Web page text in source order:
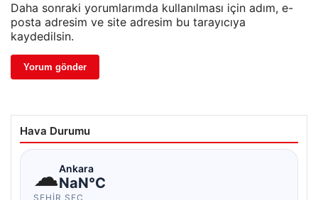
Daha sonraki yorumlarımda kullanılması için adım, e-
posta adresim ve site adresim bu tarayıcıya
kaydedilsin.
Hava Durumu
☁Ankara
NaN°C
ŞEHIR SEÇ